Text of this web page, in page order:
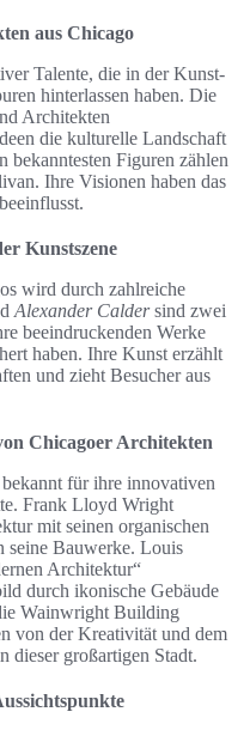
aus Chicago
Talente, die in der Kunst-
hinterlassen haben. Die
Architekten
die kulturelle Landschaft
bekanntesten Figuren zählen
Ihre Visionen haben das
Kunstszene
wird durch zahlreiche
Alexander Caldersind zwei
beeindruckenden Werke
haben. Ihre Kunst erzählt
und zieht Besucher aus
Chicagoer Architekten
für ihre innovativen
Frank Lloyd Wright
mit seinen organischen
seine Bauwerke. Louis
Architektur“
durch ikonische Gebäude
Wainwright Building
von der Kreativität und dem
dieser großartigen Stadt.